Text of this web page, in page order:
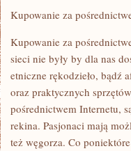
Kupowanie za
Kupowanie za
sieci nie były by dla nas
etniczne rękodzieło,
oraz praktycznych
pośrednictwem Internetu,
rekina. Pasjonaci mają
też węgorza. Co